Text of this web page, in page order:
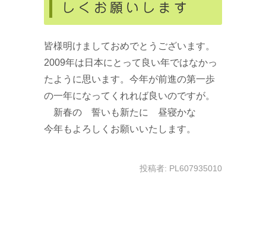
しくお願いします
皆様明けましておめでとうございます。
2009年は日本にとって良い年ではなかっ
たように思います。今年が前進の第一歩
の一年になってくれれば良いのですが。
新春の 誓いも新たに 昼寝かな
今年もよろしくお願いいたします。
投稿者: PL607935010